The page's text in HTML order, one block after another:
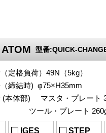
ATOM型番:QUICK-
定格負荷）49N（5kg）
締結時) φ75×H35mm
(本体部) マスタ・プレート
・プレート
IGES STEP